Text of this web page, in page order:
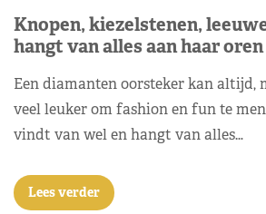
Knopen, kiezelstenen,
hangt van alles aan haar oren
Een diamanten oorsteker kan altijd,
veel leuker om fashion en fun te
vindt van wel en hangt van alles…
Lees verder